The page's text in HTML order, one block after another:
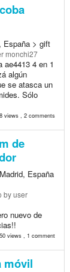
España > gift
monchi27
ae4413 4 en 1
algún
se atasca un
Sólo
views , 2 comments
de
España
by user
nuevo de
views , 1 comment
móvil